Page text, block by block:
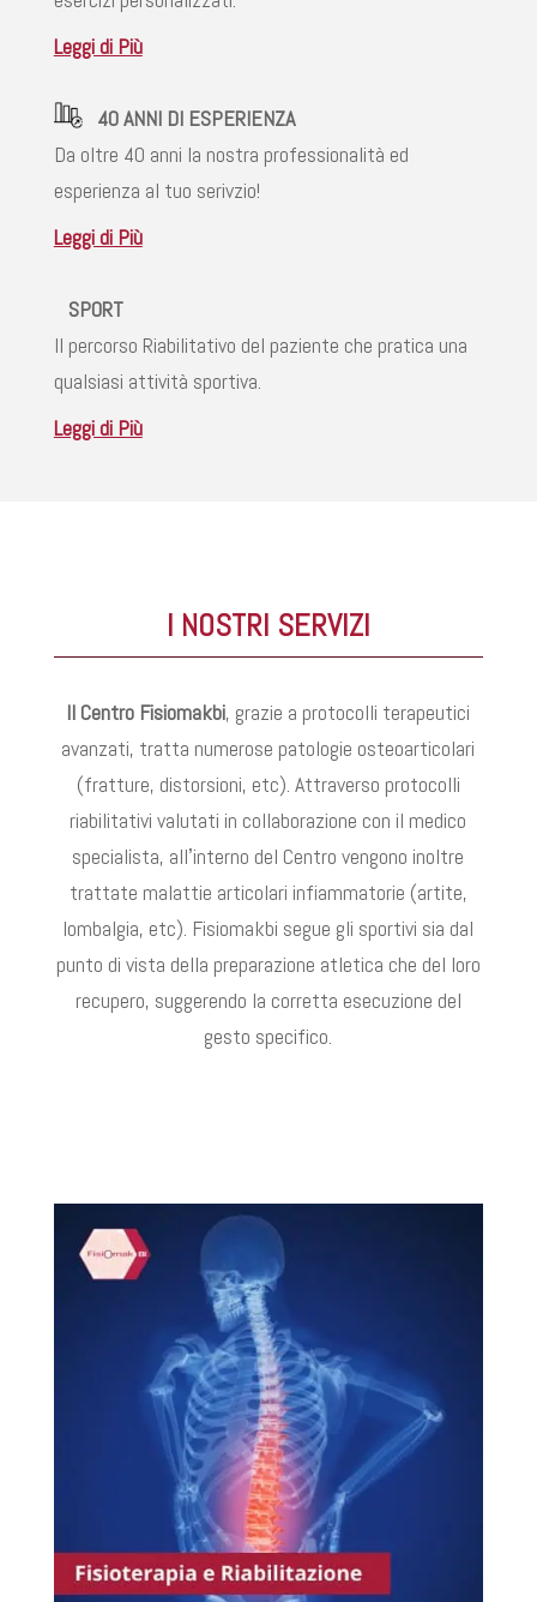
Leggi di Più
40 ANNI DI ESPERIENZA
Da oltre 40 anni la nostra professionalità ed
esperienza al tuo serivzio!
Leggi di Più
SPORT
Il percorso Riabilitativo del paziente che pratica una
qualsiasi attività sportiva.
Leggi di Più
I NOSTRI SERVIZI
Il Centro Fisiomakbi, grazie a protocolli terapeutici
avanzati, tratta numerose patologie osteoarticolari
(fratture, distorsioni, etc). Attraverso protocolli
riabilitativi valutati in collaborazione con il medico
specialista, allʼinterno del Centro vengono inoltre
trattate malattie articolari infiammatorie (artite,
lombalgia, etc). Fisiomakbi segue gli sportivi sia dal
punto di vista della preparazione atletica che del loro
recupero, suggerendo la corretta esecuzione del
gesto specifico.